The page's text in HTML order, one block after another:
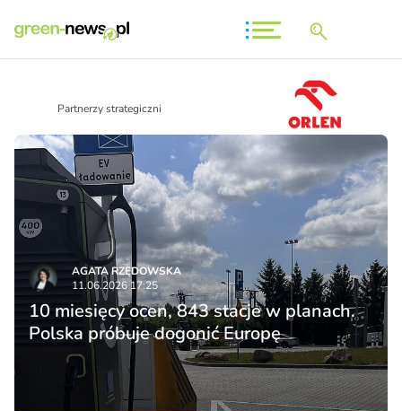
Partnerzy strategiczni
AGATA RZĘDOWSKA
11.06.2026 17:25
10 miesięcy ocen, 843 stacje w planach.
Polska próbuje dogonić Europę